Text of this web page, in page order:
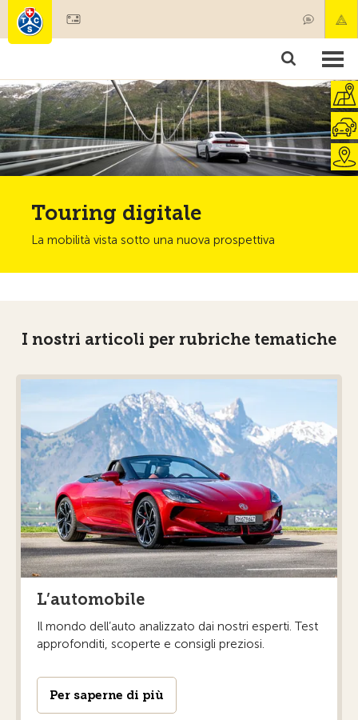
Societariato & prestazioni
Test, sicurezza & salute
Touring digitale
La mobilità vista sotto una nuova prospettiva
I nostri articoli per rubriche tematiche
L’automobile
Il mondo dell’auto analizzato dai nostri esperti. Test
approfonditi, scoperte e consigli preziosi.
Per saperne di più